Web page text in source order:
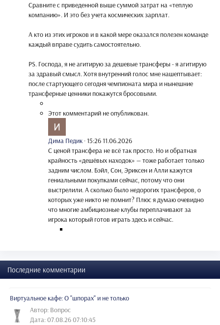
Сравните с приведенной выше суммой затрат на «теплую
компанию». И это без учета космических зарплат.
А кто из этих игроков и в какой мере оказался полезен команде
каждый вправе судить самостоятельно.
PS. Господа, я не агитирую за дешевые трансферы - я агитирую
за здравый смысл. Хотя внутренний голос мне нашептывает:
после стартующего сегодня чемпионата мира и нынешние
трансферные ценники покажутся бросовыми.
Этот комментарий не опубликован.
Дима Педик ·15:26 11.06.2026
С ценой трансфера не всё так просто. Но и обратная
крайность «дешёвых находок» — тоже работает только
задним числом. Бэйл, Сон, Эриксен и Алли кажутся
гениальными покупками сейчас, потому что они
выстрелили. А сколько было недорогих трансферов, о
которых уже никто не помнит? Плюс я думаю очевидно
что многие амбициозные клубы переплачивают за
игрока который готов играть здесь и сейчас.
Последние комментарии
Виртуальное кафе: О "шпорах" и не только
Автор: Вопрос
Дата: 07.08.26 07:10:45